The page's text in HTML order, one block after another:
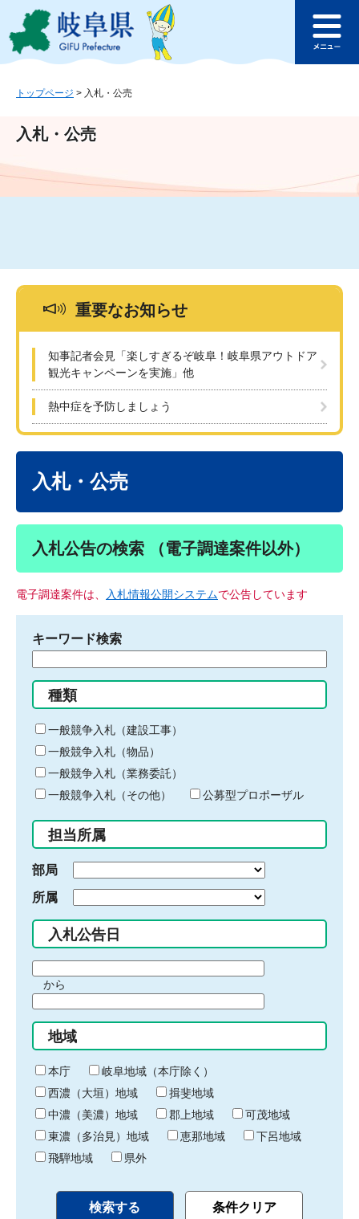
ジ
ュ
文
このページの本文へ
ュ
トップページ > 入札・公売
入札・公売
重要なお知らせ
知事記者会見「楽しすぎるぞ岐阜！岐阜県アウトドア
観光キャンペーンを実施」他
熱中症を予防しましょう
入札・公売
入札公告の検索 （電子調達案件以外）
電子調達案件は、 入札情報公開システムで公告しています
キーワード検索
る
キ
ー
ワ
ー
ド
入
力
種類
一般競争入札（建設工事）
一般競争入札（物品）
一般競争入札（業務委託）
一般競争入札（その他）
公募型プロポーザル
担当所属
部局
所属
入札公告日
間
始
り
から
間
終
わ
り
地域
本庁
岐阜地域（本庁除く）
西濃（大垣）地域
揖斐地域
中濃（美濃）地域
郡上地域
可茂地域
東濃（多治見）地域
恵那地域
下呂地域
飛騨地域
県外